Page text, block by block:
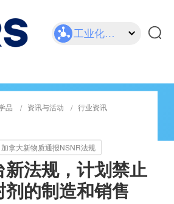
工业化学品
品 资讯与活动
行业资讯
加拿大新物质通报NSNR法规
法规，计划禁止
的制造和销售